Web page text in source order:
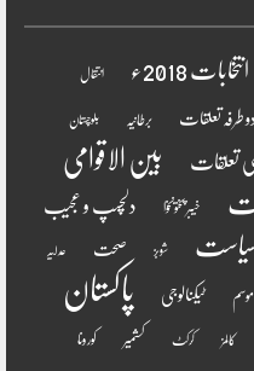
انتخابات 2018ء انتقال
طرفہ تعلقات برطانیہ بلوچستان
تعلقات
بین الاقوامی
خیبر پختونخوا دلچسپ و عجیب
شوبز صحت عدلیہ
موسم ٹیکنالوجی پاکستان
کالمز کرکٹ کشمیر کورونا